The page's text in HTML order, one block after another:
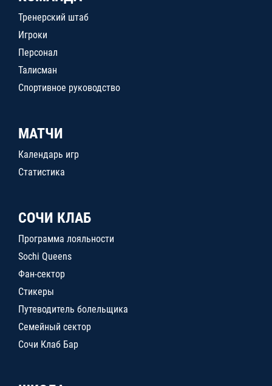
Тренерский штаб
Игроки
Персонал
Талисман
Спортивное руководство
МАТЧИ
Календарь игр
Статистика
СОЧИ КЛАБ
Программа лояльности
Sochi Queens
Фан-сектор
Стикеры
Путеводитель болельщика
Семейный сектор
Сочи Клаб Бар